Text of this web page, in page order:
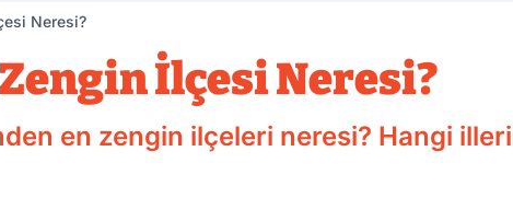
Neresi?
İlçesi Neresi?
en zengin ilçeleri neresi? Hangi